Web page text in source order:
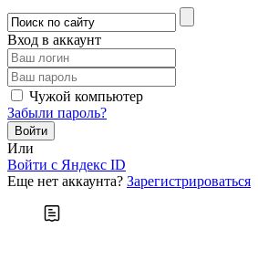
Вход в аккаунт
Чужой компьютер
Забыли пароль?
Или
Войти c Яндекс ID
Еще нет аккаунта? Зарегистрироваться